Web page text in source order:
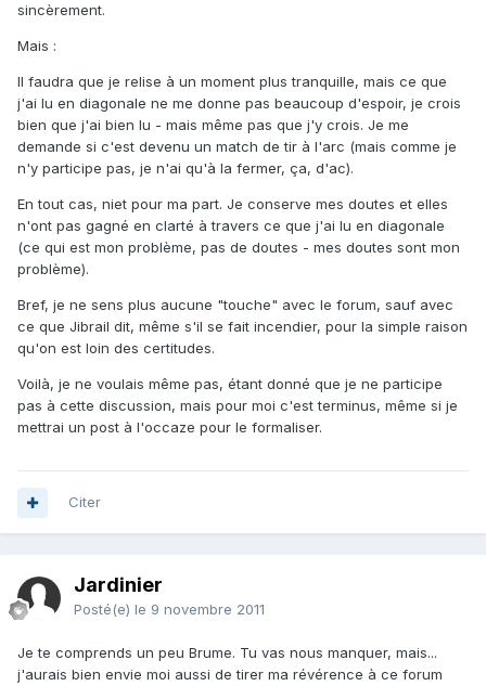
sincèrement.
Mais :
Il faudra que je relise à un moment plus tranquille, mais ce que
j'ai lu en diagonale ne me donne pas beaucoup d'espoir, je crois
bien que j'ai bien lu - mais même pas que j'y crois. Je me
demande si c'est devenu un match de tir à l'arc (mais comme je
n'y participe pas, je n'ai qu'à la fermer, ça, d'ac).
En tout cas, niet pour ma part. Je conserve mes doutes et elles
n'ont pas gagné en clarté à travers ce que j'ai lu en diagonale
(ce qui est mon problème, pas de doutes - mes doutes sont mon
problème).
Bref, je ne sens plus aucune "touche" avec le forum, sauf avec
ce que Jibrail dit, même s'il se fait incendier, pour la simple raison
qu'on est loin des certitudes.
Voilà, je ne voulais même pas, étant donné que je ne participe
pas à cette discussion, mais pour moi c'est terminus, même si je
mettrai un post à l'occaze pour le formaliser.
Citer
Jardinier
Posté(e) le 9 novembre 2011
Je te comprends un peu Brume. Tu vas nous manquer, mais...
j'aurais bien envie moi aussi de tirer ma révérence à ce forum